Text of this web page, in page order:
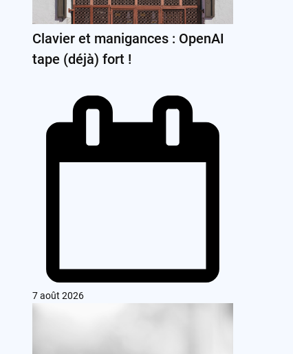
Clavier et manigances : OpenAI
tape (déjà) fort !
7 août 2026